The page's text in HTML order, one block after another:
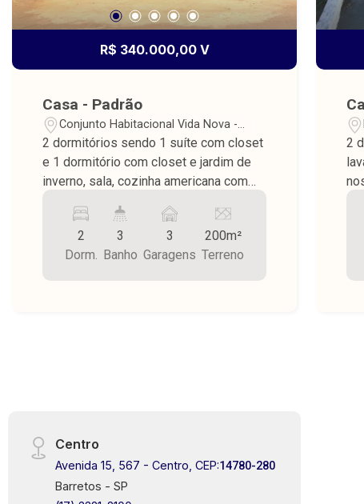
R$ 340.000,00 V
Casa - Padrão
Conjunto Habitacional Vida Nova -
Barretos/SP
2 dormitórios sendo 1 suíte com closet
e 1 dormitório com closet e jardim de
inverno, sala, cozinha americana com
com ilha e cooktop, armários,
churrasqueira, lavanderia com
despensa fechada, wc externo, quintal
2
Dorm.
3
Banho
3
Garagens
200m²
Terreno
2
Centro
Avenida 15, 567 - Centro, CEP:14780-280
Barretos - SP